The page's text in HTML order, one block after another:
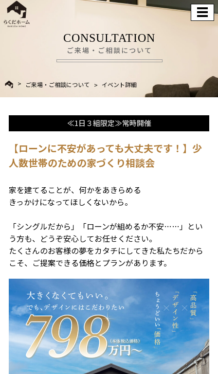
CONSULTATION
ご来場・ご相談について
ご来場・ご相談について イベント詳細
≪1日３組限定≫常時開催
【ローンに不安があっても大丈夫です！】少
人数世帯のための家づくり相談会
家を建てることが、何かをあきらめる
きっかけになってほしくないから。
「シングルだから」「ローンが組めるか不安……」とい
う方も、どうぞ安心してお任せください。
たくさんのお客様の夢をカタチにしてきた私たちだから
こそ、ご提案できる価格とプランがあります。